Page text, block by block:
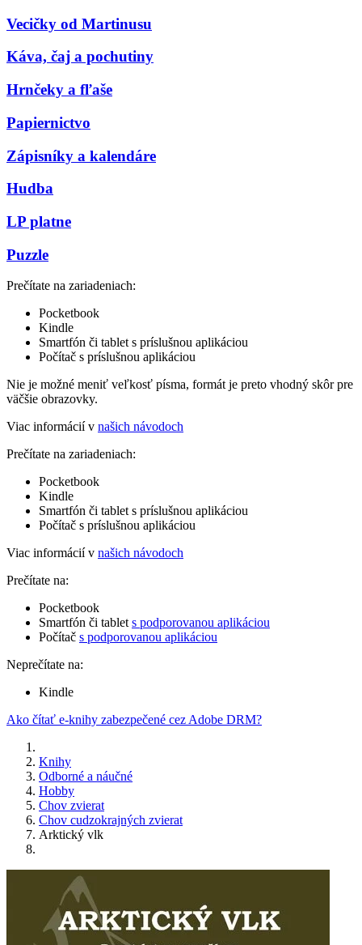
Vecičky od Martinusu
Káva, čaj a pochutiny
Hrnčeky a fľaše
Papiernictvo
Zápisníky a kalendáre
Hudba
LP platne
Puzzle
Prečítate na zariadeniach:
Pocketbook
Kindle
Smartfón či tablet s príslušnou aplikáciou
Počítač s príslušnou aplikáciou
Nie je možné meniť veľkosť písma, formát je preto vhodný skôr pre
väčšie obrazovky.
Viac informácií v našich návodoch
Prečítate na zariadeniach:
Pocketbook
Kindle
Smartfón či tablet s príslušnou aplikáciou
Počítač s príslušnou aplikáciou
Viac informácií v našich návodoch
Prečítate na:
Pocketbook
Smartfón či tablet s podporovanou aplikáciou
Počítač s podporovanou aplikáciou
Neprečítate na:
Kindle
Ako čítať e-knihy zabezpečené cez Adobe DRM?
Knihy
Odborné a náučné
Hobby
Chov zvierat
Chov cudzokrajných zvierat
Arktický vlk